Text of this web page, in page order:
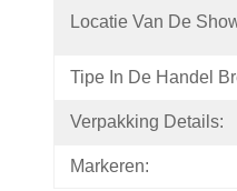
Locatie Van De
Tipe In De Handel
Verpakking Details:
Markeren: